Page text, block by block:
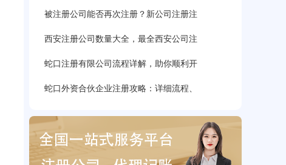
被注册公司能否再次注册？新公司注册注
西安注册公司数量大全，最全西安公司注
蛇口注册有限公司流程详解，助你顺利开
蛇口外资合伙企业注册攻略：详细流程、